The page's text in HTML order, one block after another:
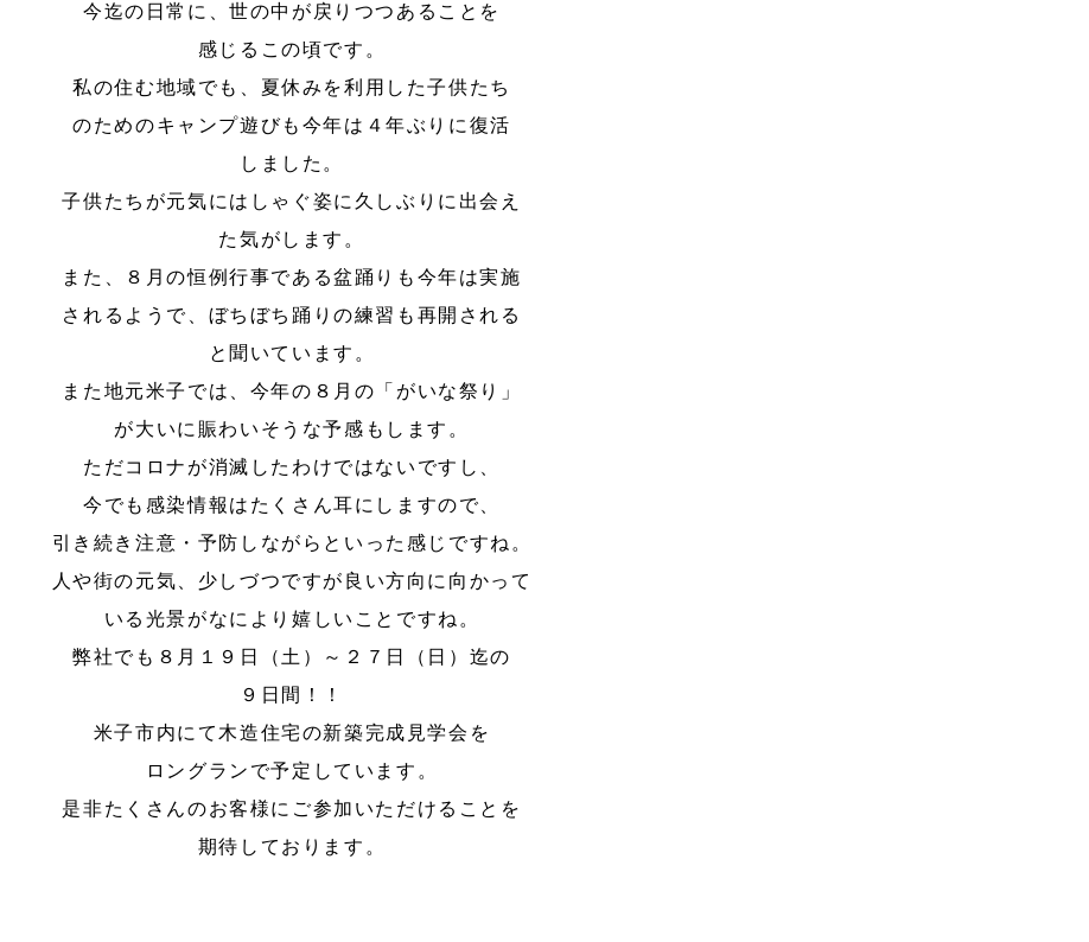
今迄の日常に、世の中が戻りつつあることを
感じるこの頃です。
私の住む地域でも、夏休みを利用した子供たち
のためのキャンプ遊びも今年は４年ぶりに復活
しました。
子供たちが元気にはしゃぐ姿に久しぶりに出会え
た気がします。
また、８月の恒例行事である盆踊りも今年は実施
されるようで、ぼちぼち踊りの練習も再開される
と聞いています。
また地元米子では、今年の８月の「がいな祭り」
が大いに賑わいそうな予感もします。
ただコロナが消滅したわけではないですし、
今でも感染情報はたくさん耳にしますので、
引き続き注意・予防しながらといった感じですね。
人や街の元気、少しづつですが良い方向に向かって
いる光景がなにより嬉しいことですね。
弊社でも８月１９日（土）～２７日（日）迄の
９日間！！
米子市内にて木造住宅の新築完成見学会を
ロングランで予定しています。
是非たくさんのお客様にご参加いただけることを
期待しております。